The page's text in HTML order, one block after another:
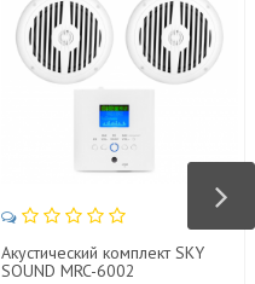
Акустический комплект SKY
SOUND MRC-6002